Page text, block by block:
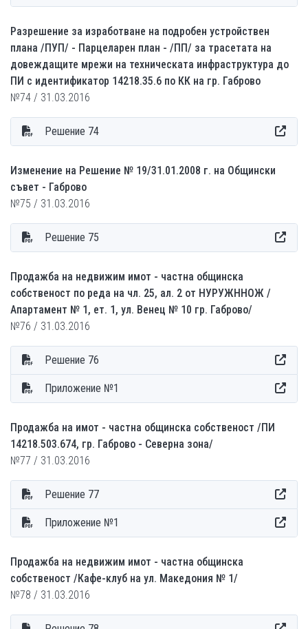
Разрешение за изработване на подробен устройствен
плана /ПУП/ - Парцеларен план - /ПП/ за трасетата на
довеждащите мрежи на техническата инфраструктура до
ПИ с идентификатор 14218.35.6 по КК на гр. Габрово
№74 / 31.03.2016
Решение 74
Изменение на Решение № 19/31.01.2008 г. на Общински
съвет - Габрово
№75 / 31.03.2016
Решение 75
Продажба на недвижим имот - частна общинска
собственост по реда на чл. 25, ал. 2 от НУРУЖННОЖ /
Апартамент № 1, ет. 1, ул. Венец № 10 гр. Габрово/
№76 / 31.03.2016
Решение 76
Приложение №1
Продажба на имот - частна общинска собственост /ПИ
14218.503.674, гр. Габрово - Северна зона/
№77 / 31.03.2016
Решение 77
Приложение №1
Продажба на недвижим имот - частна общинска
собственост /Кафе-клуб на ул. Македония № 1/
№78 / 31.03.2016